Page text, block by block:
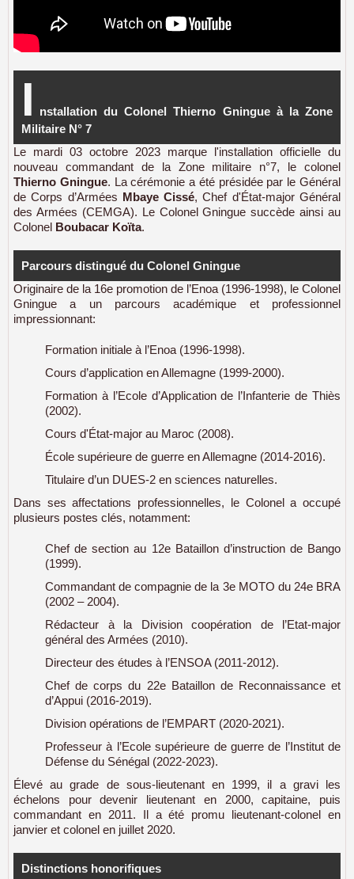
I
nstallation du Colonel Thierno Gningue à la Zone
Militaire N° 7
Le mardi 03 octobre 2023 marque l'installation officielle du
nouveau commandant de la Zone militaire n°7, le colonel
Thierno Gningue. La cérémonie a été présidée par le Général
de Corps d’Armées Mbaye Cissé, Chef d'État-major Général
des Armées (CEMGA). Le Colonel Gningue succède ainsi au
Colonel Boubacar Koïta.
Parcours distingué du Colonel Gningue
Originaire de la 16e promotion de l’Enoa (1996-1998), le Colonel
Gningue a un parcours académique et professionnel
impressionnant:
Formation initiale à l’Enoa (1996-1998).
Cours d’application en Allemagne (1999-2000).
Formation à l’Ecole d’Application de l’Infanterie de Thiès
(2002).
Cours d'État-major au Maroc (2008).
École supérieure de guerre en Allemagne (2014-2016).
Titulaire d’un DUES-2 en sciences naturelles.
Dans ses affectations professionnelles, le Colonel a occupé
plusieurs postes clés, notamment:
Chef de section au 12e Bataillon d’instruction de Bango
(1999).
Commandant de compagnie de la 3e MOTO du 24e BRA
(2002 – 2004).
Rédacteur à la Division coopération de l’Etat-major
général des Armées (2010).
Directeur des études à l’ENSOA (2011-2012).
Chef de corps du 22e Bataillon de Reconnaissance et
d’Appui (2016-2019).
Division opérations de l’EMPART (2020-2021).
Professeur à l’Ecole supérieure de guerre de l’Institut de
Défense du Sénégal (2022-2023).
Élevé au grade de sous-lieutenant en 1999, il a gravi les
échelons pour devenir lieutenant en 2000, capitaine, puis
commandant en 2011. Il a été promu lieutenant-colonel en
janvier et colonel en juillet 2020.
Distinctions honorifiques